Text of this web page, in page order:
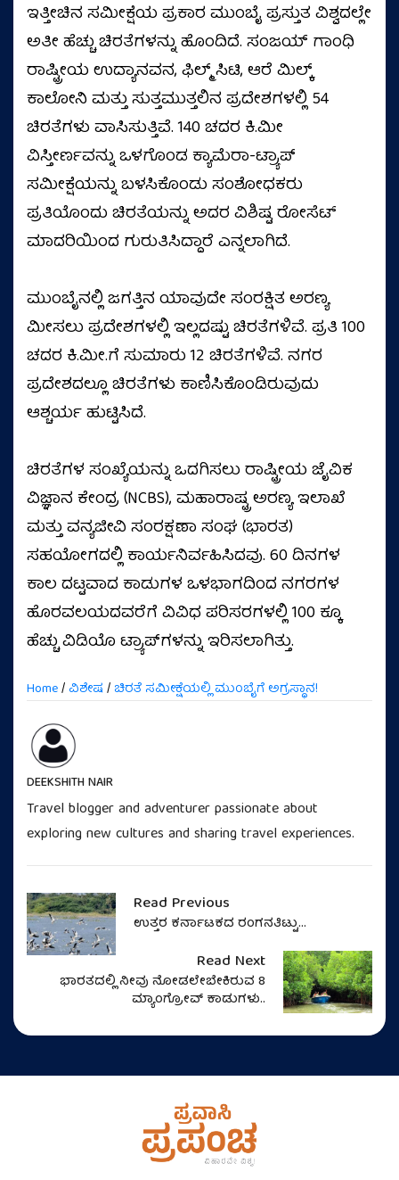
ಇತ್ತೀಚಿನ ಸಮೀಕ್ಷೆಯ ಪ್ರಕಾರ ಮುಂಬೈ ಪ್ರಸ್ತುತ ವಿಶ್ವದಲ್ಲೇ
ಅತೀ ಹೆಚ್ಚು ಚಿರತೆಗಳನ್ನು ಹೊಂದಿದೆ. ಸಂಜಯ್ ಗಾಂಧಿ
ರಾಷ್ಟ್ರೀಯ ಉದ್ಯಾನವನ, ಫಿಲ್ಮ್ ಸಿಟಿ, ಆರೆ ಮಿಲ್ಕ್
ಕಾಲೋನಿ ಮತ್ತು ಸುತ್ತಮುತ್ತಲಿನ ಪ್ರದೇಶಗಳಲ್ಲಿ 54
ಚಿರತೆಗಳು ವಾಸಿಸುತ್ತಿವೆ. 140 ಚದರ ಕಿ.ಮೀ
ವಿಸ್ತೀರ್ಣವನ್ನು ಒಳಗೊಂಡ ಕ್ಯಾಮೆರಾ-ಟ್ರ್ಯಾಪ್
ಸಮೀಕ್ಷೆಯನ್ನು ಬಳಸಿಕೊಂಡು ಸಂಶೋಧಕರು
ಪ್ರತಿಯೊಂದು ಚಿರತೆಯನ್ನು ಅದರ ವಿಶಿಷ್ಟ ರೋಸೆಟ್
ಮಾದರಿಯಿಂದ ಗುರುತಿಸಿದ್ದಾರೆ ಎನ್ನಲಾಗಿದೆ.
ಮುಂಬೈನಲ್ಲಿ ಜಗತ್ತಿನ ಯಾವುದೇ ಸಂರಕ್ಷಿತ ಅರಣ್ಯ
ಮೀಸಲು ಪ್ರದೇಶಗಳಲ್ಲಿ ಇಲ್ಲದಷ್ಟು ಚಿರತೆಗಳಿವೆ. ಪ್ರತಿ 100
ಚದರ ಕಿ.ಮೀ.ಗೆ ಸುಮಾರು 12 ಚಿರತೆಗಳಿವೆ. ನಗರ
ಪ್ರದೇಶದಲ್ಲೂ ಚಿರತೆಗಳು ಕಾಣಿಸಿಕೊಂಡಿರುವುದು
ಆಶ್ಚರ್ಯ ಹುಟ್ಟಿಸಿದೆ.
ಚಿರತೆಗಳ ಸಂಖ್ಯೆಯನ್ನು ಒದಗಿಸಲು ರಾಷ್ಟ್ರೀಯ ಜೈವಿಕ
ವಿಜ್ಞಾನ ಕೇಂದ್ರ (NCBS), ಮಹಾರಾಷ್ಟ್ರ ಅರಣ್ಯ ಇಲಾಖೆ
ಮತ್ತು ವನ್ಯಜೀವಿ ಸಂರಕ್ಷಣಾ ಸಂಘ (ಭಾರತ)
ಸಹಯೋಗದಲ್ಲಿ ಕಾರ್ಯನಿರ್ವಹಿಸಿದವು. 60 ದಿನಗಳ
ಕಾಲ ದಟ್ಟವಾದ ಕಾಡುಗಳ ಒಳಭಾಗದಿಂದ ನಗರಗಳ
ಹೊರವಲಯದವರೆಗೆ ವಿವಿಧ ಪರಿಸರಗಳಲ್ಲಿ 100 ಕ್ಕೂ
ಹೆಚ್ಚು ವಿಡಿಯೊ ಟ್ರ್ಯಾಪ್‌ಗಳನ್ನು ಇರಿಸಲಾಗಿತ್ತು.
Home/ ವಿಶೇಷ/ ಚಿರತೆ ಸಮೀಕ್ಷೆಯಲ್ಲಿ ಮುಂಬೈಗೆ ಅಗ್ರಸ್ಥಾನ!
DEEKSHITH NAIR
Travel blogger and adventurer passionate about
exploring new cultures and sharing travel experiences.
Read Previous
ಉತ್ತರ ಕರ್ನಾಟಕದ ರಂಗನತಿಟ್ಟು...
Read Next
ಭಾರತದಲ್ಲಿ ನೀವು ನೋಡಲೇಬೇಕಿರುವ 8
ಮ್ಯಾಂಗ್ರೋವ್‌ ಕಾಡುಗಳು..